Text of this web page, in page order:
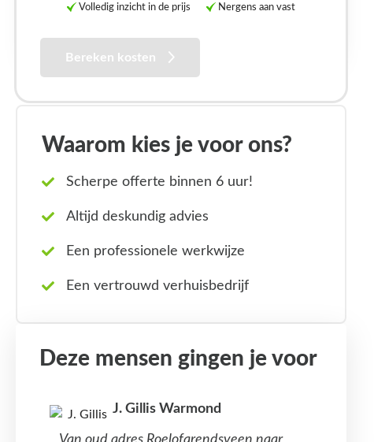
Volledig inzicht in de prijs Nergens aan vast
Bereken kosten
Waarom kies je voor ons?
Scherpe offerte binnen 6 uur!
Altijd deskundig advies
Een professionele werkwijze
Een vertrouwd verhuisbedrijf
Deze mensen gingen je voor
J. Gillis Warmond